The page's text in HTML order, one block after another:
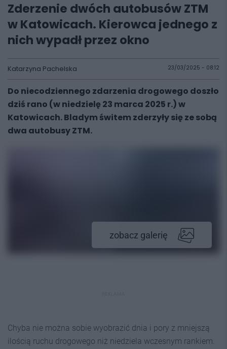
Zderzenie dwóch autobusów ZTM
w Katowicach. Kierowca jednego z
nich wypadł przez okno
Katarzyna Pachelska 23/03/2025 - 08:12
Do niecodziennego zdarzenia drogowego doszło
dziś rano (w niedzielę 23 marca 2025 r.) w
Katowicach. Bladym świtem zderzyły się ze sobą
dwa autobusy ZTM.
zobacz galerię
Chyba nie można sobie wyobrazić dnia i pory z mniejszą
ilością ruchu drogowego niż niedziela wczesnym rankiem.